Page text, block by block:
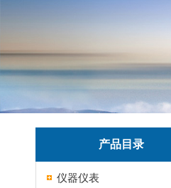
产品目录
仪器仪表